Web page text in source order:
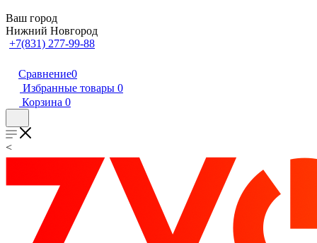
Ваш город
Нижний Новгород
+7(831) 277-99-88
Сравнение0
Избранные товары 0
Корзина 0
<